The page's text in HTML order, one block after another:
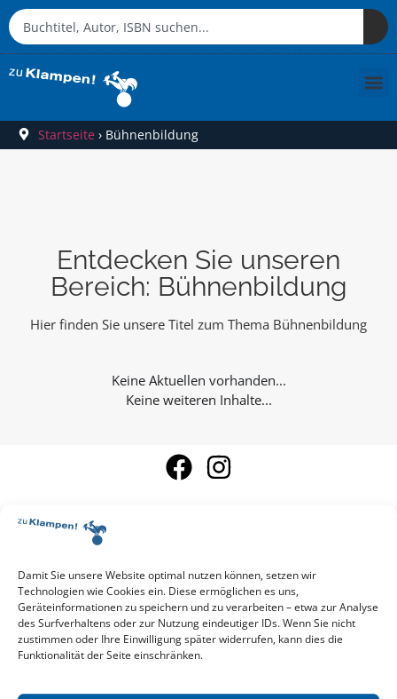
Damit Sie unsere Website optimal nutzen können, setzen wir
Technologien wie Cookies ein. Diese ermöglichen es uns,
Geräteinformationen zu speichern und zu verarbeiten – etwa zur Analyse
des Surfverhaltens oder zur Nutzung eindeutiger IDs. Wenn Sie nicht
zustimmen oder Ihre Einwilligung später widerrufen, kann dies die
Funktionalität der Seite einschränken.
Startseite › Bühnenbildung
Entdecken Sie unseren
Bereich: Bühnenbildung
Hier finden Sie unsere Titel zum Thema Bühnenbildung
Keine weiteren Inhalte...
Aktuelle Vorschau
Entdecken Sie das aktuelle zu-Klampen!-Verlagsprogramm.
Hier finden Sie die Verlagsvorschau – einfach direkt online
reinlesen oder herunterladen.
Download: Vorschau zu Klampen! Herbst 2026
Mehr aktuelle Vorschauen ansehen